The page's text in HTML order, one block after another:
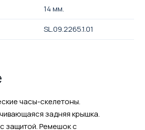
14 мм.
SL.09.2265.1.01
часы-скелетоны.
задняя крышка.
защитой. Ремешок с